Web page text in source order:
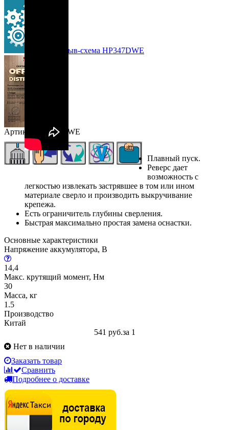
Взрыв-схема HP347DWE
Артикул: HP347DWE
Плавный пуск.
Реверс дает
возможность с
легкостью извлекать застрявшее в том или ином
материале сверло и производить выкручивание
крепежа.
Есть ограничитель глубины сверления.
Быстрая максимально простая замена оснастки.
Основные характеристики
Напряжение аккумулятора, В
14,4
Макс. крутящий момент, Нм
30
Масса, кг
1.5
Производство
Китай
541 руб.за 1
Нет в наличии
Заказать товар
Сравнить
Подробнее о доставке